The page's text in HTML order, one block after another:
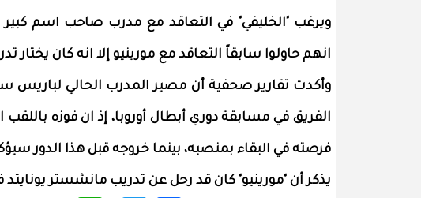
ويرغب "الخليفي" في التعاقد مع مدرب صاحب اسم كبير
انهم حاولوا سابقاً التعاقد مع مورينيو إلا انه كان
وأكدت تقارير صحفية أن مصير المدرب الحالي لباريس
الفريق في مسابقة دوري أبطال أوروبا، إذ ان فوزه
فرصته في البقاء بمنصبه، بينما خروجه قبل هذا الدور
يذكر أن "مورينيو" كان قد رحل عن تدريب مانشستر